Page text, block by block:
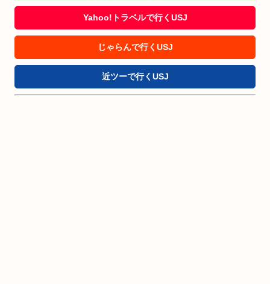
Yahoo!トラベルで行くUSJ
じゃらんで行くUSJ
近ツーで行くUSJ